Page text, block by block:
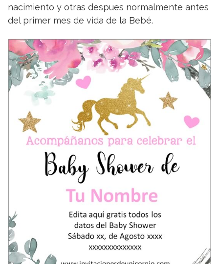
nacimiento y otras despues normalmente antes
del primer mes de vida de la Bebé.